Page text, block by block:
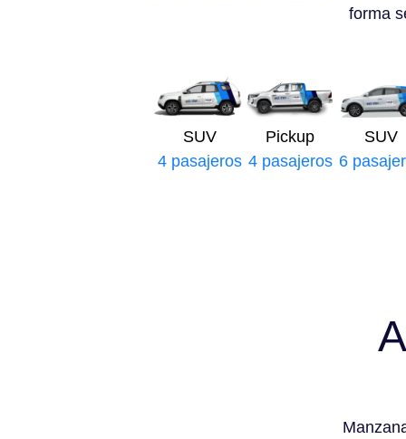
forma
SUV
4 pasajeros
Pickup
4 pasajeros
SUV
6